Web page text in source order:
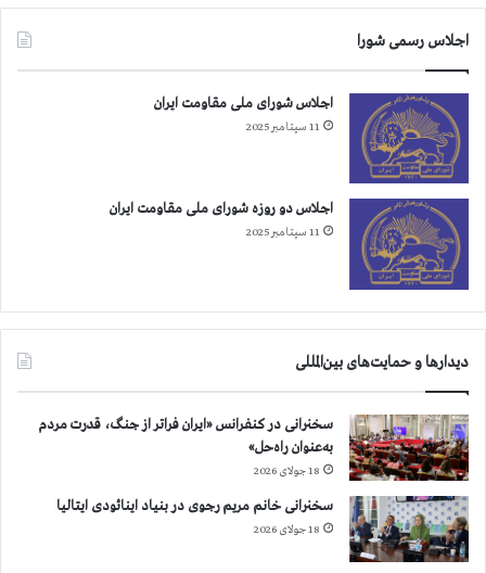
اجلاس رسمی شورا
اجلاس شورای ملی مقاومت ایران
11 سپتامبر 2025
اجلاس دو روزه شورای ملی مقاومت ایران
11 سپتامبر 2025
دیدارها و حمایت‌های بین‌المللی
سخنرانی در کنفرانس «ایران فراتر از جنگ، قدرت مردم
به‌عنوان راه‌حل»
18 جولای 2026
سخنرانی خانم مریم رجوی در بنیاد اینائودی ایتالیا
18 جولای 2026